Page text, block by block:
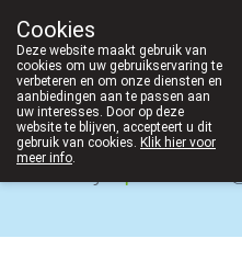
011/34
Cookies
Deze website maakt gebruik van
cookies om uw gebruikservaring te
verbeteren en om onze diensten en
aanbiedingen aan te passen aan
uw interesses. Door op deze
website te blijven, accepteert u dit
gebruik van cookies. Klik hier voor
meer info.